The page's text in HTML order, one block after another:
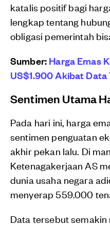
katalis positif bagi
lengkap tentang
obligasi pemerintah
Sumber:Harga Emas
US$1.900 Akibat Data
Sentimen Utama
Pada hari ini, harga
sentimen penguatan
akhir pekan lalu. Di
Ketenagakerjaan AS
dunia usaha negara
menyerap 559.000
Data tersebut